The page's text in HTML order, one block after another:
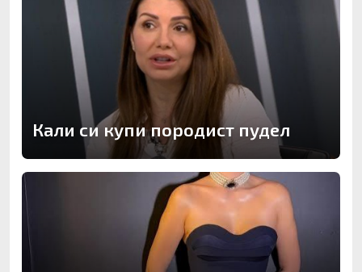
Кали си купи породист пудел